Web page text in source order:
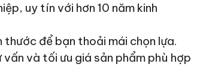
uy tín với hơn 10 năm kinh
để bạn thoải mái chọn lựa.
và tối ưu giá sản phẩm phù hợp